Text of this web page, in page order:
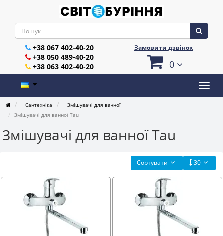
+38 067 402-40-20
+38 050 489-40-20
+38 063 402-40-20
Замовити дзвінок
0
Сантехніка
Змішувачі для ванної
Змішувачі для ванної Tau
Змішувачі для ванної Tau
Сортувати 30